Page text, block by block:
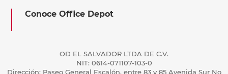
Conoce Office Depot
OD EL SALVADOR LTDA DE C.V.
NIT: 0614-071107-103-0
Dirección: Paseo General Escalón, entre 83 y 85 Avenida Sur No